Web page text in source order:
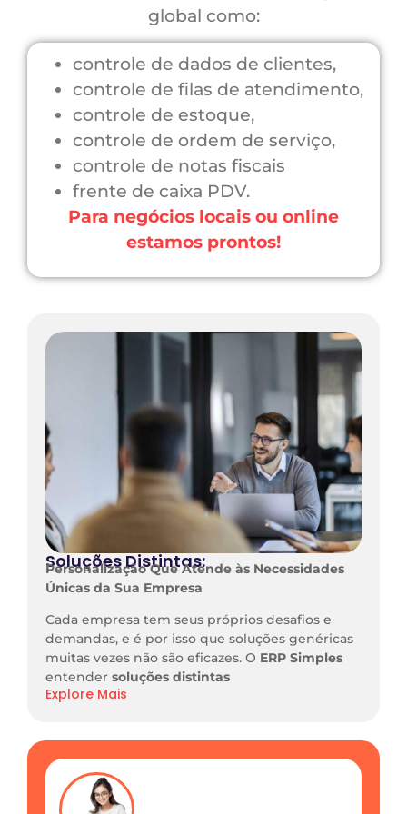
global como:
controle de dados de clientes,
controle de filas de atendimento,
controle de estoque,
controle de ordem de serviço,
controle de notas fiscais
frente de caixa PDV.
Para negócios locais ou online
estamos prontos!
Soluções Distintas:
Personalização Que Atende às Necessidades
Únicas da Sua Empresa
Cada empresa tem seus próprios desafios e
demandas, e é por isso que soluções genéricas
muitas vezes não são eficazes. O ERP Simples
entender soluções distintas
Explore Mais